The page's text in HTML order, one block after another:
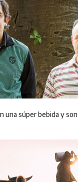
una súper bebida y